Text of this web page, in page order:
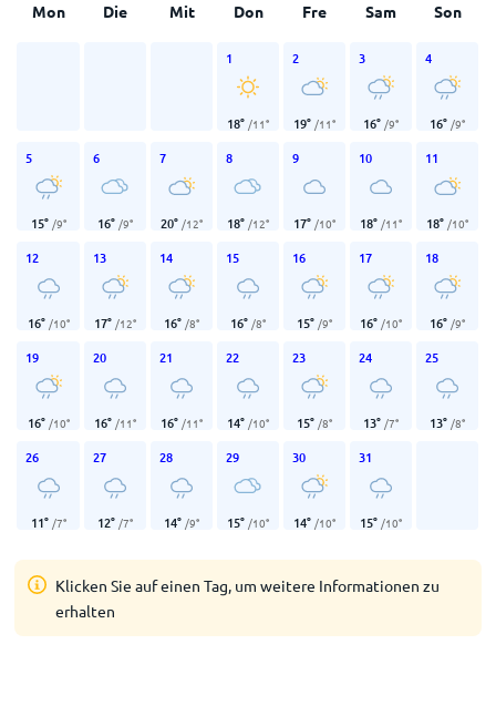
Mon Die Mit Don Fre Sam Son
1
18° /11°
2
19° /11°
3
16° /9°
4
16° /9°
5
15° /9°
6
16° /9°
7
20° /12°
8
18° /12°
9
17° /10°
10
18° /11°
11
18° /10°
12
16° /10°
13
17° /12°
14
16° /8°
15
16° /8°
16
15° /9°
17
16° /10°
18
16° /9°
19
16° /10°
20
16° /11°
21
16° /11°
22
14° /10°
23
15° /8°
24
13° /7°
25
13° /8°
26
11° /7°
27
12° /7°
28
14° /9°
29
15° /10°
30
14° /10°
31
15° /10°
Klicken Sie auf einen Tag, um weitere Informationen zu
erhalten